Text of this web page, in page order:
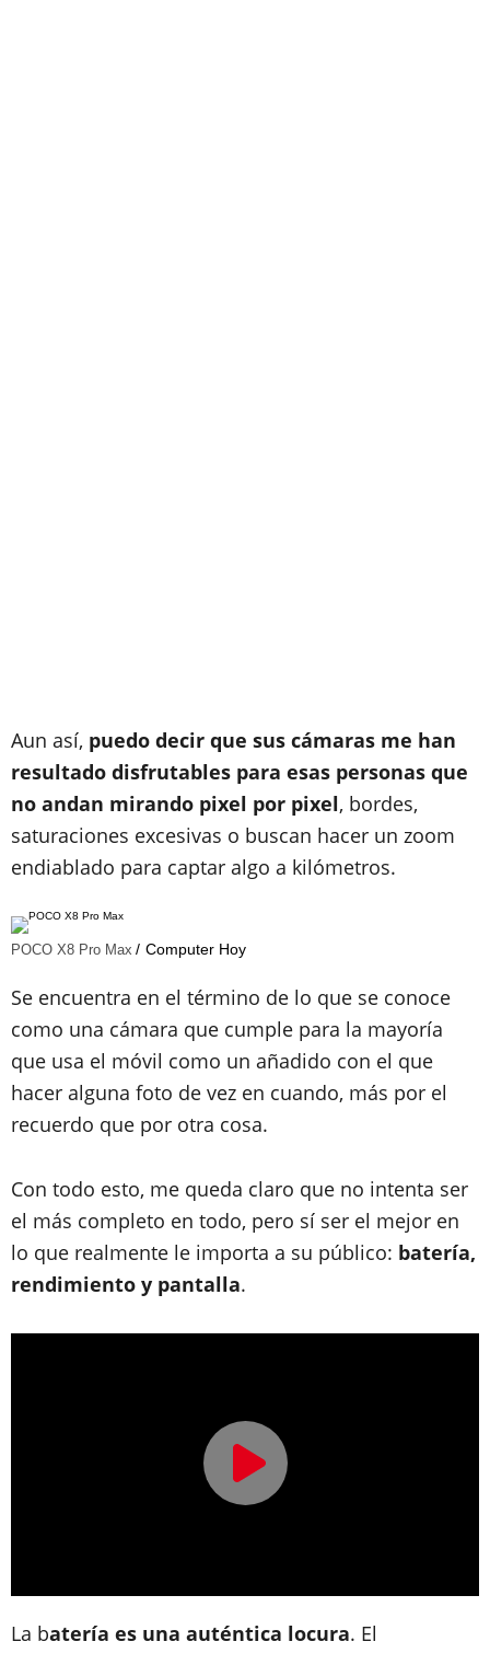
Aun así, puedo decir que sus cámaras me han
resultado disfrutables para esas personas que
no andan mirando pixel por pixel, bordes,
saturaciones excesivas o buscan hacer un zoom
endiablado para captar algo a kilómetros.
POCO X8 Pro Max Computer Hoy
Se encuentra en el término de lo que se conoce
como una cámara que cumple para la mayoría
que usa el móvil como un añadido con el que
hacer alguna foto de vez en cuando, más por el
recuerdo que por otra cosa.
Con todo esto, me queda claro que no intenta ser
el más completo en todo, pero sí ser el mejor en
lo que realmente le importa a su público: batería,
rendimiento y pantalla.
La batería es una auténtica locura. El